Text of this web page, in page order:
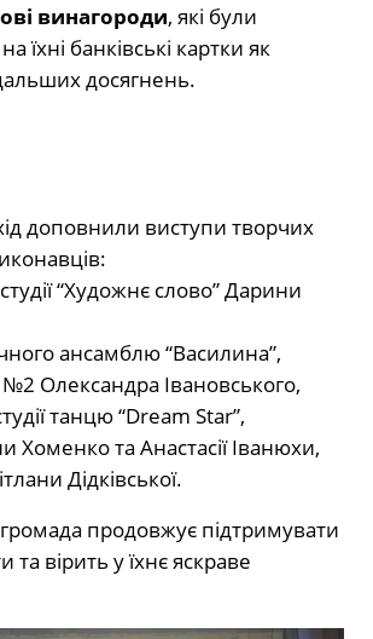
винагороди, які були
їхні банківські картки як
досягнень.
доповнили виступи творчих
“Художнє слово” Дарини
ансамблю “Василина”,
Олександра Івановського,
танцю “Dream Star”,
Хоменко та Анастасії Іванюхи,
Дідківської.
продовжує підтримувати
та вірить у їхнє яскраве